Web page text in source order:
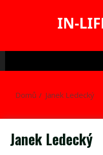
IN-
Domů Janek Ledecký
Janek Ledecký